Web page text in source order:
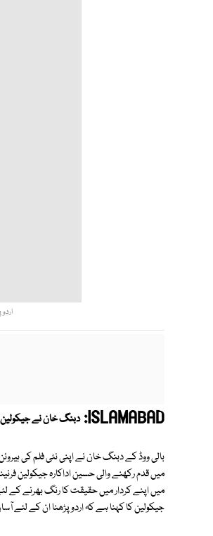
ISLAMABAD: دبنگ خان نے جيكولين
بالی ووڈ کے دبنگ خان نے اپنی نئی فلم کی
ميں قدم ركھنے والی حسين اداكارہ جيكولين
جيكولين كا كہنا ہے كہ اردو پڑھنا ان كے لئے